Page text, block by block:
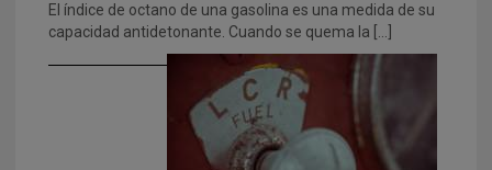
El índice de octano de una gasolina es una medida de su
capacidad antidetonante. Cuando se quema la […]